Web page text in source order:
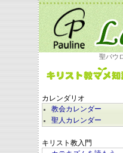
聖パウ
カレンダリオ
教会カレンダー
聖人カレンダー
キリスト教入門